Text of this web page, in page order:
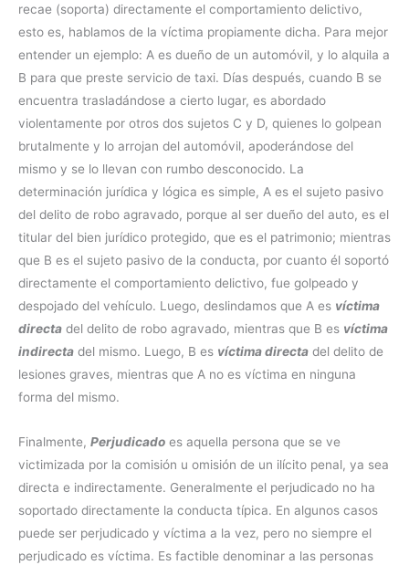
recae (soporta) directamente el comportamiento delictivo,
esto es, hablamos de la víctima propiamente dicha. Para mejor
entender un ejemplo: A es dueño de un automóvil, y lo alquila a
B para que preste servicio de taxi. Días después, cuando B se
encuentra trasladándose a cierto lugar, es abordado
violentamente por otros dos sujetos C y D, quienes lo golpean
brutalmente y lo arrojan del automóvil, apoderándose del
mismo y se lo llevan con rumbo desconocido. La
determinación jurídica y lógica es simple, A es el sujeto pasivo
del delito de robo agravado, porque al ser dueño del auto, es el
titular del bien jurídico protegido, que es el patrimonio; mientras
que B es el sujeto pasivo de la conducta, por cuanto él soportó
directamente el comportamiento delictivo, fue golpeado y
despojado del vehículo. Luego, deslindamos que A es víctima
directa del delito de robo agravado, mientras que B es víctima
indirecta del mismo. Luego, B es víctima directa del delito de
lesiones graves, mientras que A no es víctima en ninguna
forma del mismo.
Finalmente, Perjudicado es aquella persona que se ve
victimizada por la comisión u omisión de un ilícito penal, ya sea
directa e indirectamente. Generalmente el perjudicado no ha
soportado directamente la conducta típica. En algunos casos
puede ser perjudicado y víctima a la vez, pero no siempre el
perjudicado es víctima. Es factible denominar a las personas